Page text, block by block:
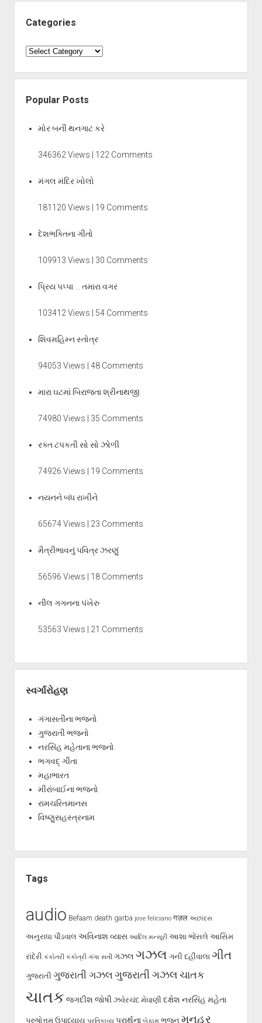
Categories
Categories
Popular Posts
મોર બની થનગાટ કરે
346362 Views | 122 Comments
મંગલ મંદિર ખોલો
181120 Views | 19 Comments
દેશભક્તિના ગીતો
109913 Views | 30 Comments
પ્રિય પપ્પા … તમારા વગર
103412 Views | 54 Comments
શિવમહિમ્ન સ્તોત્ર
94053 Views | 48 Comments
મારા ઘટમાં બિરાજતા શ્રીનાથજી
74980 Views | 35 Comments
રક્ત ટપકતી સો સો ઝોળી
74926 Views | 19 Comments
નયનને બંધ રાખીને
65674 Views | 23 Comments
મૈત્રીભાવનું પવિત્ર ઝરણું
56596 Views | 18 Comments
નીલ ગગનના પંખેરુ
53563 Views | 21 Comments
સ્વર્ગારોહણ
ગંગાસતીના ભજનો
ગુજરાતી ભજનો
નરસિંહ મહેતાના ભજનો
ભગવદ્ ગીતા
મહાભારત
મીરાંબાઈના ભજનો
રામચરિતમાનસ
વિષ્ણુસહસ્ત્રનામ
Tags
audio Befaam death garba jose feliciano गज़ल અછાંદસ
અનુરાધા પૌંડવાલ અવિનાશ વ્યાસ આદિલ મન્સૂરી આશા ભોંસલે આસિમ
રાંદેરી કંકોતરી કંકોત્રી ગંગા સતી ગઝલ ગઝલ ગની દહીંવાલા ગીત
ગુજરાતી ગુજરાતી ગઝલ ગુજરાતી ગઝલ ચાતક
ચાતક જગદીશ જોષી ઝવેરચંદ મેઘાણી દક્ષેશ નરસિંહ મહેતા
પુરુષોત્તમ ઉપાધ્યાય પ્રતિકાવ્ય પ્રાર્થના બેફામ ભજન મનહર